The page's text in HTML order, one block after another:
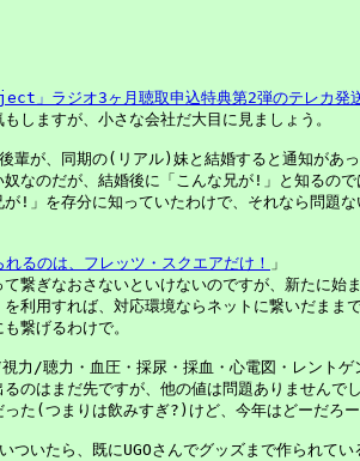
」ラジオ3ヶ月聴取申込特典第2弾のテレカ発
しますが、小さな会社だ大目に見ましょう。
輩が、同期の(リアル)妹と結婚すると通知があ
なのだが、結婚後に「こんな兄が!」と知るので
!」を存分に知っていたわけで、それなら問題な
れるのは、フレッツ・スクエアだけ！ 」
繋ぎなおさないといけないのですが、新たに始
利用すれば、対応環境ならネットに繋いだまま
繋げるわけで。
力/聴力・血圧・採尿・採血・心電図・レントゲ
のはまだ先ですが、他の値は問題ありませんで
た(つまりは飲みすぎ?)けど、今年はどーだろ
ついたら、既にUGOさんでグッズまで作られてい